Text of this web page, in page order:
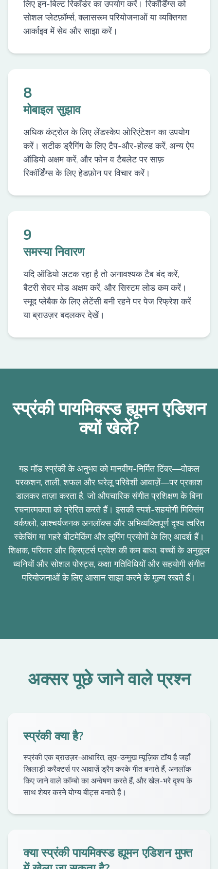
लिए इन-बिल्ट रिकॉर्डर का उपयोग करें। रिकॉर्डिंग्स को
सोशल प्लेटफ़ॉर्म्स, क्लासरूम परियोजनाओं या व्यक्तिगत
आर्काइव में सेव और साझा करें।
8
मोबाइल सुझाव
अधिक कंट्रोल के लिए लेंडस्केप ओरिएंटेशन का उपयोग
करें। सटीक ड्रैगिंग के लिए टैप-और-होल्ड करें, अन्य ऐप
ऑडियो अक्षम करें, और फोन व टैबलेट पर साफ़
रिकॉर्डिंग्स के लिए हेडफ़ोन पर विचार करें।
9
समस्या निवारण
यदि ऑडियो अटक रहा है तो अनावश्यक टैब बंद करें,
बैटरी सेवर मोड अक्षम करें, और सिस्टम लोड कम करें।
स्मूद प्लेबैक के लिए लेटेंसी बनी रहने पर पेज रिफ्रेश करें
या ब्राउज़र बदलकर देखें।
स्प्रंकी पायमिक्स्ड ह्यूमन एडिशन
क्यों खेलें?
यह मॉड स्प्रंकी के अनुभव को मानवीय-निर्मित टिंबर—वोकल
परकशन, ताली, शफल और घरेलू परिवेशी आवाज़ें—पर प्रकाश
डालकर ताज़ा करता है, जो औपचारिक संगीत प्रशिक्षण के बिना
रचनात्मकता को प्रेरित करते हैं। इसकी स्पर्श-सहयोगी मिक्सिंग
वर्कफ़्लो, आश्चर्यजनक अनलॉक्स और अभिव्यक्तिपूर्ण दृश्य त्वरित
स्केचिंग या गहरे बीटमेकिंग और लूपिंग प्रयोगों के लिए आदर्श हैं।
शिक्षक, परिवार और क्रिएटर्स प्रवेश की कम बाधा, बच्चों के अनुकूल
ध्वनियों और सोशल पोस्ट्स, कक्षा गतिविधियों और सहयोगी संगीत
परियोजनाओं के लिए आसान साझा करने के मूल्य रखते हैं।
अक्सर पूछे जाने वाले प्रश्न
स्प्रंकी क्या है?
स्प्रंकी एक ब्राउज़र-आधारित, लूप-उन्मुख म्यूज़िक टॉय है जहाँ
खिलाड़ी करैक्टर्स पर आवाज़ें ड्रैग करके गीत बनाते हैं, अनलॉक
किए जाने वाले कॉम्बो का अन्वेषण करते हैं, और खेल-भरे दृश्य के
साथ शेयर करने योग्य बीट्स बनाते हैं।
क्या स्प्रंकी पायमिक्स्ड ह्यूमन एडिशन मुफ्त